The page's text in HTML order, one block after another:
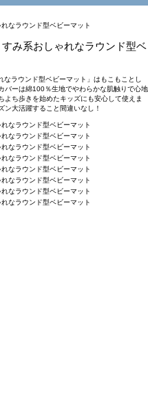
み系おしゃれなラウンド型ベ
なラウンド型ベビーマット」はもこもことし
バーは綿100％生地でやわらかな肌触りで心地
よち歩きを始めたキッズにも安心して使えま
大活躍すること間違いなし！